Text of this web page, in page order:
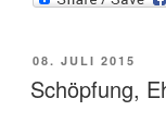
VERÖFFENTLICHT
AM
08. JULI 2015
Schöpfung,